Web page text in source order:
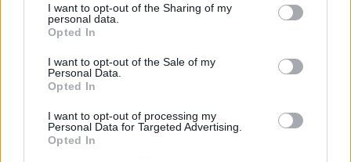
I want to opt-out of the Sharing of my
personal data.
Opted In
I want to opt-out of the Sale of my
Personal Data.
Opted In
I want to opt-out of processing my
Personal Data for Targeted Advertising.
Opted In
Sütibeállítások
Médiatér